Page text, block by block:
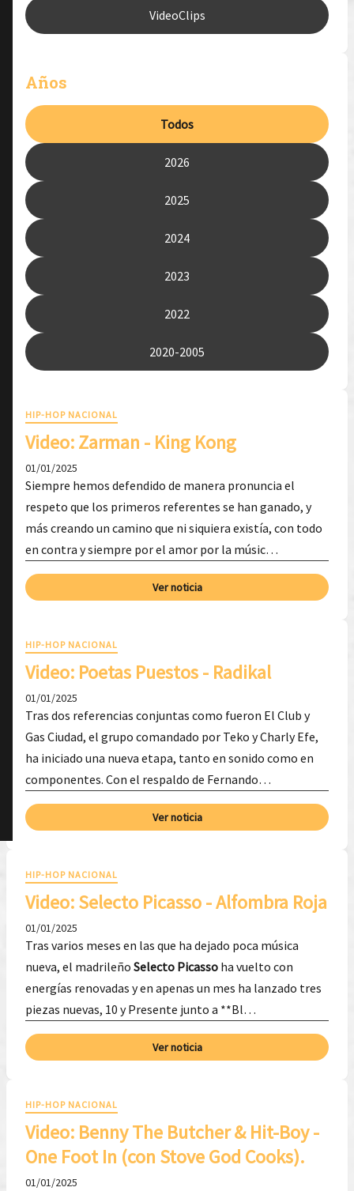
VideoClips
Años
Todos
2026
2025
2024
2023
2022
2020-2005
HIP-HOP NACIONAL
Video: ​Zarman - King Kong
01/01/2025
Siempre hemos defendido de manera pronuncia el
respeto que los primeros referentes se han ganado, y
más creando un camino que ni siquiera existía, con todo
en contra y siempre por el amor por la músic…
Ver noticia
HIP-HOP NACIONAL
Video: Poetas Puestos - Radikal
01/01/2025
Tras dos referencias conjuntas como fueron El Club y
Gas Ciudad, el grupo comandado por Teko y Charly Efe,
ha iniciado una nueva etapa, tanto en sonido como en
componentes. Con el respaldo de Fernando…
Ver noticia
HIP-HOP NACIONAL
Video: ​Selecto Picasso - Alfombra Roja
01/01/2025
Tras varios meses en las que ha dejado poca música
nueva, el madrileño Selecto Picasso ha vuelto con
energías renovadas y en apenas un mes ha lanzado tres
piezas nuevas, 10 y Presente junto a **Bl…
Ver noticia
HIP-HOP NACIONAL
Video: ​Benny The Butcher & Hit-Boy -
One Foot In (con Stove God Cooks).
01/01/2025